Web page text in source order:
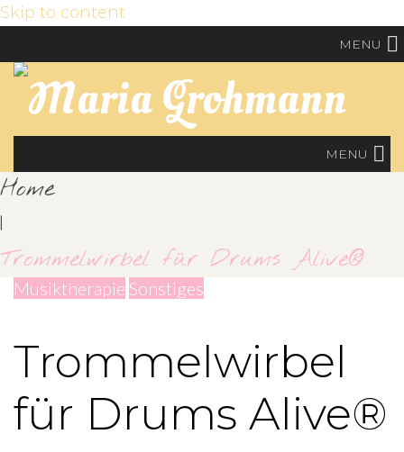
Skip to content
MENU
MENU
Home
|
Trommelwirbel für Drums Alive®
Musiktherapie Sonstiges
Trommelwirbel
für Drums Alive®